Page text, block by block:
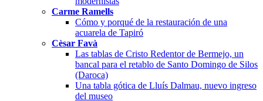
Carme Ramells
Cómo y porqué de la restauración de una
acuarela de Tapiró
Cèsar Favà
Las tablas de Cristo Redentor de Bermejo, un
bancal para el retablo de Santo Domingo de Silos
(Daroca)
Una tabla gótica de Lluís Dalmau, nuevo ingreso
del museo